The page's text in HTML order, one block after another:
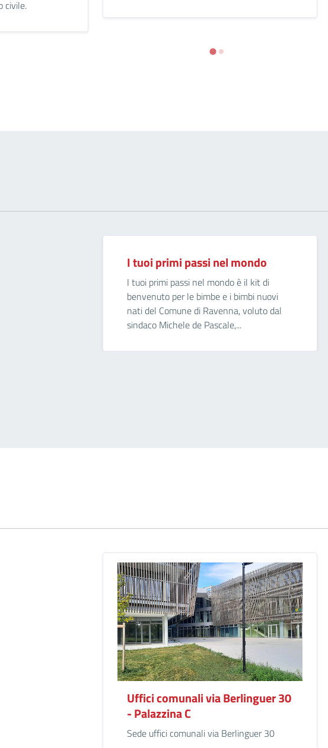
civile.
I tuoi primi passi nel mondo
I tuoi primi passi nel mondo è il kit di
benvenuto per le bimbe e i bimbi nuovi
nati del Comune di Ravenna, voluto dal
sindaco Michele de Pascale,...
Uffici comunali via Berlinguer 30
- Palazzina C
Sede uffici comunali via Berlinguer 30